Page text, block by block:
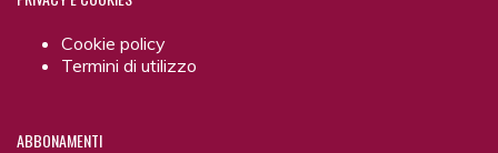
Cookie policy
Termini di utilizzo
ABBONAMENTI